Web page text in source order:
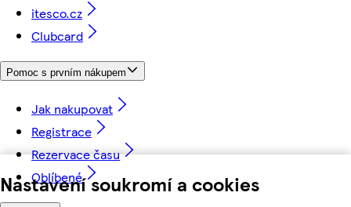
Nastavení soukromí a cookies
itesco.cz
Clubcard
Pomoc s prvním nákupem
Jak nakupovat
Registrace
Rezervace času
Oblíbené